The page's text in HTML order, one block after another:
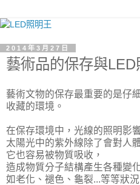
2014年3月27日
藝術品的保存與LED
藝術文物的保存最重要的是仔
收藏的環境。
在保存環境中，光線的照明影
太陽光中的紫外線除了會對人
它也容易被物質吸收，
造成物質分子結構產生各種變
如老化、褪色、龜裂...等等狀況